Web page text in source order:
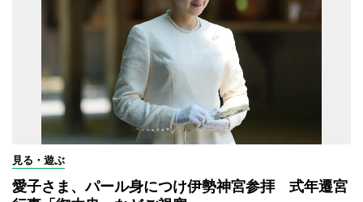
見る・遊ぶ
愛子さま、パール身につけ伊勢神宮参拝 式年遷宮